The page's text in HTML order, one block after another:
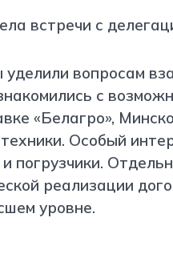
вопросам
с
«Белагро»,
Особый
погрузчики.
реализации
уровне.